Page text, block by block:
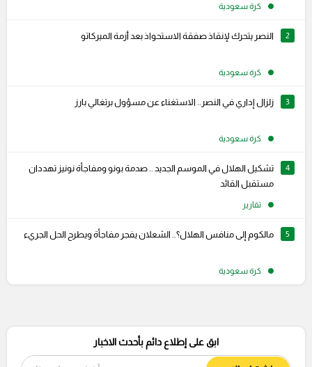
كرة سعودية
2 النصر يتحرك لإنقاذ صفقة الاستحواذ بعد أزمة الميركاتو
كرة سعودية
3 زلزال إداري في النصر.. الاستغناء عن مسؤول برتغالي بارز
كرة سعودية
4
تشكيل الهلال في الموسم الجديد .. صدمة بونو ومفاجأة نونيز تهددان
مستقبل القائد
تقارير
5 مالكوم إلى منافس الهلال؟.. الشعلان يفجر مفاجأة ويطرح الحل الجريء
كرة سعودية
ابق على إطلاع دائم بأحدث الاخبار